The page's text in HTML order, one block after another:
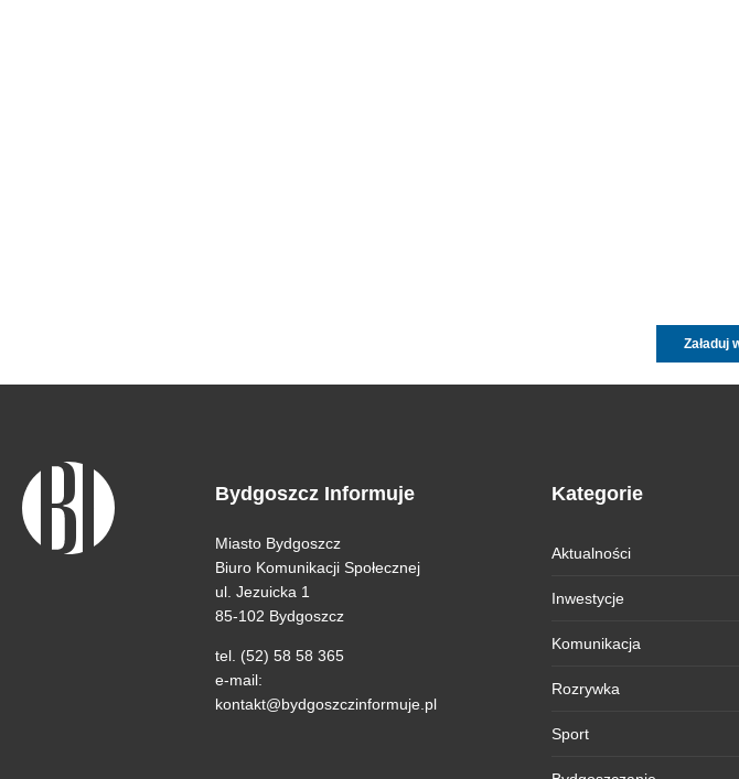
Załaduj
Bydgoszcz Informuje
Miasto Bydgoszcz
Biuro Komunikacji Społecznej
ul. Jezuicka 1
85-102 Bydgoszcz
tel. (52) 58 58 365
e-mail:
kontakt@bydgoszczinformuje.pl
Kategorie
Aktualności
Inwestycje
Komunikacja
Rozrywka
Sport